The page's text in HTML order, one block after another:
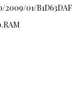
01/